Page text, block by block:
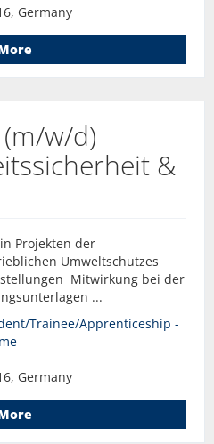
Germany
w/d)
&
Projekten der
Umweltschutzes
Mitwirkung bei der
...
Trainee/Apprenticeship -
Germany